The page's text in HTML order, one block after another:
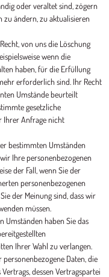
oder veraltet sind, zögern
zu ändern, zu aktualisieren
von uns die Löschung
wenn die
haben, für die Erfüllung
erforderlich sind. Ihr Recht
Umstände beurteilt
gesetzliche
Ihrer Anfrage nicht
bestimmten Umständen
Ihre personenbezogenen
der Fall, wenn Sie der
personenbezogenen
der Meinung sind, dass wir
müssen.
Umständen haben Sie das
Ihrer Wahl zu verlangen.
Daten, die
dessen Vertragspartei